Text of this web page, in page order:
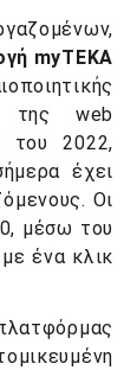
myTEKA
της web
του 2022,
έχει
Οι
μέσω του
ένα κλικ